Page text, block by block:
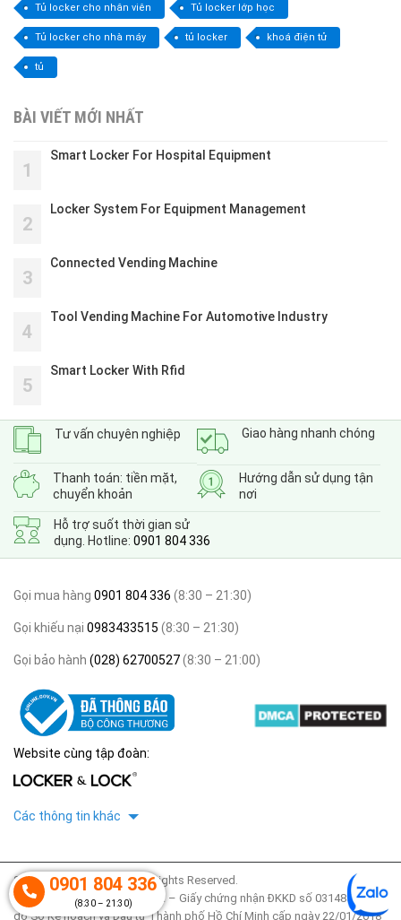
Tủ locker cho nhân viên Tủ locker lớp học
Tủ locker cho nhà máy tủ locker khoá điện tử
tủ
BÀI VIẾT MỚI NHẤT
1
Smart Locker For Hospital Equipment
2
Locker System For Equipment Management
3
Connected Vending Machine
4
Tool Vending Machine For Automotive Industry
5
Smart Locker With Rfid
Tư vấn chuyên nghiệp Giao hàng nhanh chóng
Thanh toán: tiền mặt,
chuyển khoản
Hướng dẫn sử dụng tận
nơi
Hỗ trợ suốt thời gian sử
dụng. Hotline: 0901 804 336
Gọi mua hàng 0901 804 336 (8:30 – 21:30)
Gọi khiếu nại 0983433515 (8:30 – 21:30)
Gọi bảo hành (028) 62700527(8:30 – 21:00)
Website cùng tập đoàn:
Các thông tin khác
2020 © thegioitulocker. All Rights Reserved.
Công ty TNHH Locker & Lock – Giấy chứng nhận ĐKKD số 0314853425
do Sở Kế hoạch và Đầu tư Thành phố Hồ Chí Minh cấp ngày 22/01/2018
0901 804 336
(8:30 – 21:30)